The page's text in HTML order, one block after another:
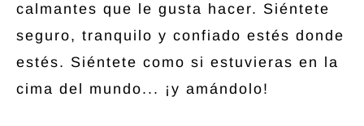
calmantes que le gusta hacer. Siéntete
seguro, tranquilo y confiado estés donde
estés. Siéntete como si estuvieras en la
cima del mundo... ¡y amándolo!